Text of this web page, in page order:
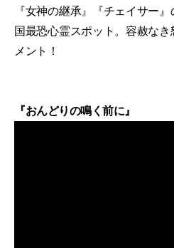
『女神の継承』『チェイサー
国最恐心霊スポット。容赦な
メント！
『おんどりの鳴く前に』